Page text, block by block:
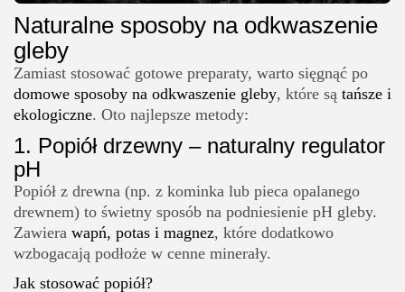
Naturalne sposoby na odkwaszenie
gleby
Zamiast stosować gotowe preparaty, warto sięgnąć po
domowe sposoby na odkwaszenie gleby, które są tańsze i
ekologiczne. Oto najlepsze metody:
1. Popiół drzewny – naturalny regulator
pH
Popiół z drewna (np. z kominka lub pieca opalanego
drewnem) to świetny sposób na podniesienie pH gleby.
Zawiera wapń, potas i magnez, które dodatkowo
wzbogacają podłoże w cenne minerały.
Jak stosować popiół?